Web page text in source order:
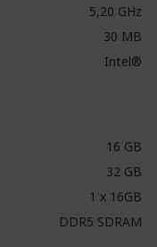
5,20 GHz
30 MB
Intel®
16 GB
32 GB
1 x 16GB
DDR5 SDRAM